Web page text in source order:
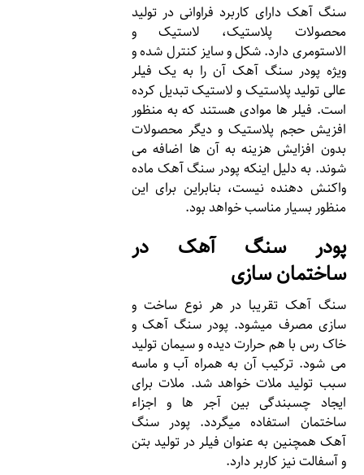
سنگ آهک دارای کاربرد فراوانی در تولید
محصولات پلاستیک، لاستیک و
الاستومری دارد. شکل و سایز کنترل شده و
ویژه پودر سنگ آهک آن را به یک فیلر
عالی تولید پلاستیک و لاستیک تبدیل کرده
است. فیلر ها موادی هستند که به منظور
افزیش حجم پلاستیک و دیگر محصولات
بدون افزایش هزینه به آن ها اضافه می
شوند. به دلیل اینکه پودر سنگ آهک ماده
واکنش دهنده نیست، بنابراین برای این
منظور بسیار مناسب خواهد بود.
پودر سنگ آهک در
ساختمان سازی
سنگ آهک تقریبا در هر نوع ساخت و
سازی مصرف میشود. پودر سنگ آهک و
خاک رس با هم حرارت دیده و سیمان تولید
می شود. ترکیب آن به همراه آب و ماسه
سبب تولید ملات خواهد شد. ملات برای
ایجاد چسبندگی بین آجر ها و اجزاء
ساختمان استفاده میگردد. پودر سنگ
آهک همچنین به عنوان فیلر در تولید بتن
و آسفالت نیز کاربر دارد.